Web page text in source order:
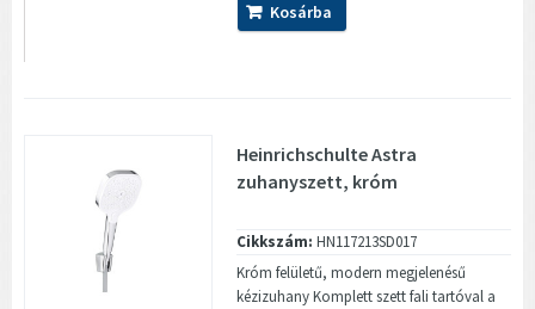
Kosárba
Heinrichschulte Astra
zuhanyszett, króm
Cikkszám: HN117213SD017
Króm felületű, modern megjelenésű
kézizuhany Komplett szett fali tartóval a